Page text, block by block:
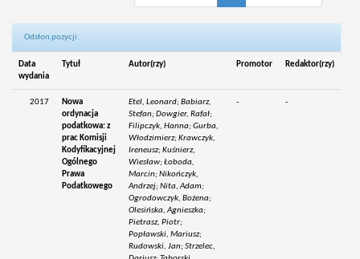
Odsłon pozycji:
Data
wydania
Tytuł Autor(rzy) Promotor Redaktor(rzy)
2017
Nowa
ordynacja
podatkowa: z
prac Komisji
Kodyfikacyjnej
Ogólnego
Prawa
Podatkowego
Etel, Leonard; Babiarz,
Stefan; Dowgier, Rafał;
Filipczyk, Hanna; Gurba,
Włodzimierz; Krawczyk,
Ireneusz; Kuśnierz,
Wiesław; Łoboda,
Marcin; Nikończyk,
Andrzej; Nita, Adam;
Ogrodowczyk, Bożena;
Olesińska, Agnieszka;
Pietrasz, Piotr;
Popławski, Mariusz;
Rudowski, Jan; Strzelec,
- -